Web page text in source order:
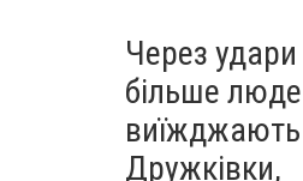
Через
більше
виїжджають
Дружківки,